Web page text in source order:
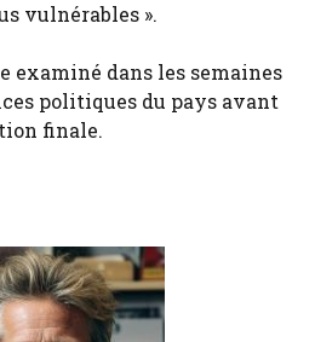
vulnérables ».
examiné dans les semaines
politiques du pays avant
finale.